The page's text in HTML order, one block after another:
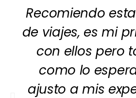
Recomiendo
de viajes, es mi
con ellos pero
como lo
ajusto a mis